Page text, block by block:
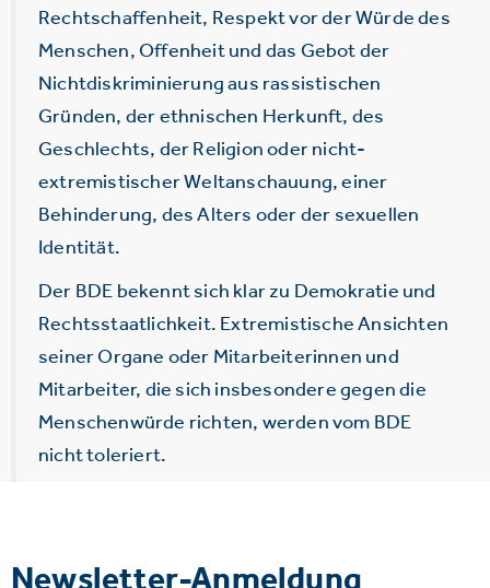
Rechtschaffenheit, Respekt vor der Würde des
Menschen, Offenheit und das Gebot der
Nichtdiskriminierung aus rassistischen
Gründen, der ethnischen Herkunft, des
Geschlechts, der Religion oder nicht-
extremistischer Weltanschauung, einer
Behinderung, des Alters oder der sexuellen
Identität.
Der BDE bekennt sich klar zu Demokratie und
Rechtsstaatlichkeit. Extremistische Ansichten
seiner Organe oder Mitarbeiterinnen und
Mitarbeiter, die sich insbesondere gegen die
Menschenwürde richten, werden vom BDE
nicht toleriert.
Newsletter-Anmeldung